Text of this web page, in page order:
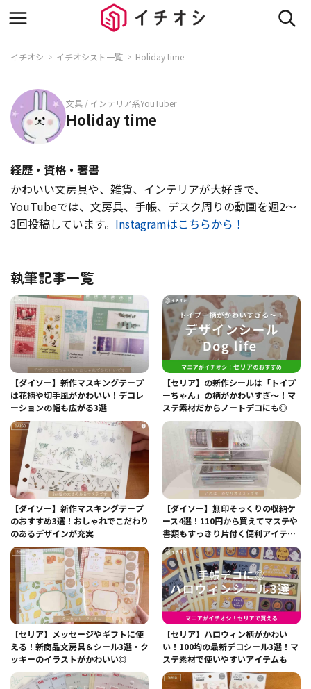
イチオシ イチオシスト一覧 Holiday time
文具 / インテリア系YouTuber
Holiday time
経歴・資格・著書
かわいい文房具や、雑貨、インテリアが大好きで、
YouTubeでは、文房具、手帳、デスク周りの動画を週2〜
3回投稿しています。 Instagramはこちらから！
執筆記事一覧
【ダイソー】新作マスキングテープ
は花柄や切手風がかわいい！デコレ
ーションの幅も広がる3選
【セリア】の新作シールは「トイプ
ーちゃん」の柄がかわいすぎ～！マ
ステ素材だからノートデコにも◎
【ダイソー】新作マスキングテープ
のおすすめ3選！おしゃれでこだわり
のあるデザインが充実
【ダイソー】無印そっくりの収納ケ
ース4選！110円から買えてマステや
書類もすっきり片付く便利アイテム
◎
【セリア】メッセージやギフトに使
える！新商品文房具＆シール3選・ク
ッキーのイラストがかわいい◎
【セリア】ハロウィン柄がかわい
い！100均の最新デコシール3選！マ
ステ素材で使いやすいアイテムも